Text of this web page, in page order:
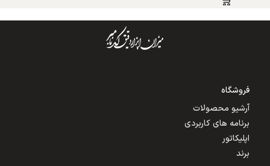
فروشگاه
آرشیو محصولات
برنامه های کاربردی
اپلیکاتور
برند